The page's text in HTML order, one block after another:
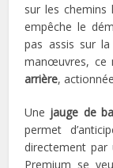
sur les chemins
empêche le
pas assis sur
manœuvres, ce
arrière,
Une jauge de
permet
directement par
Premium se